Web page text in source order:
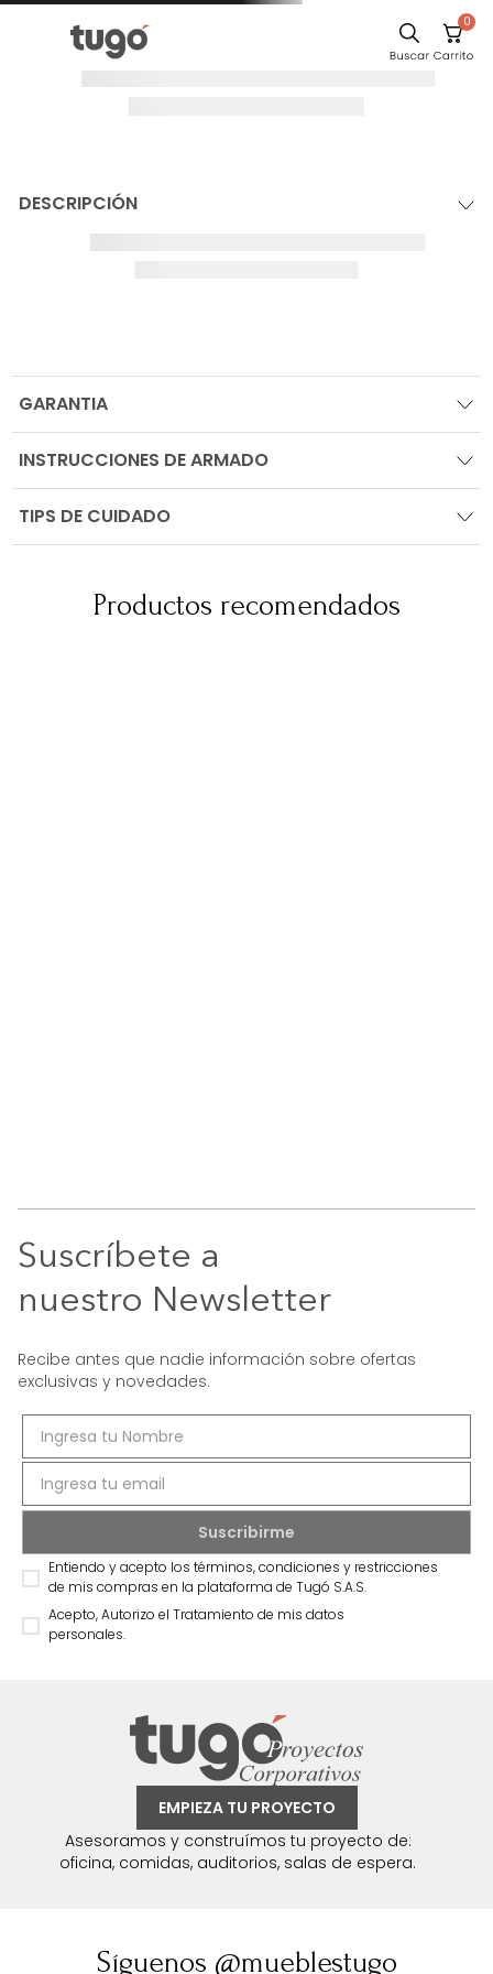
0
DESCRIPCIÓN
GARANTIA
INSTRUCCIONES DE ARMADO
TIPS DE CUIDADO
Productos recomendados
Suscríbete a
nuestro Newsletter
Recibe antes que nadie información sobre ofertas
exclusivas y novedades.
Entiendo y acepto los términos, condiciones y restricciones
de mis compras en la plataforma de Tugó S.A.S.
Acepto, Autorizo el Tratamiento de mis datos
personales.
EMPIEZA TU PROYECTO
Asesoramos y construímos tu proyecto de:
oficina, comidas, auditorios, salas de espera.
Síguenos @mueblestugo